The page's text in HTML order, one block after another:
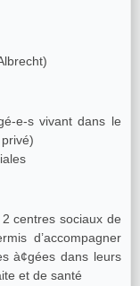
e-s vivant dans le
centres sociaux de
d’accompagner
à¢gées dans leurs
et de santé